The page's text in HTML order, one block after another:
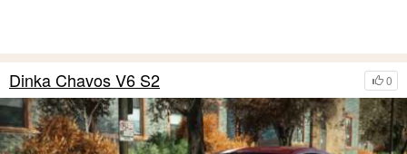
0
Dinka Chavos V6 S2